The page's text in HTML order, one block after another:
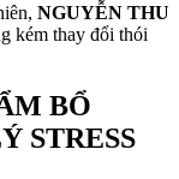
NGUYỄN THU
kém thay đổi thói
BỔ
STRESS